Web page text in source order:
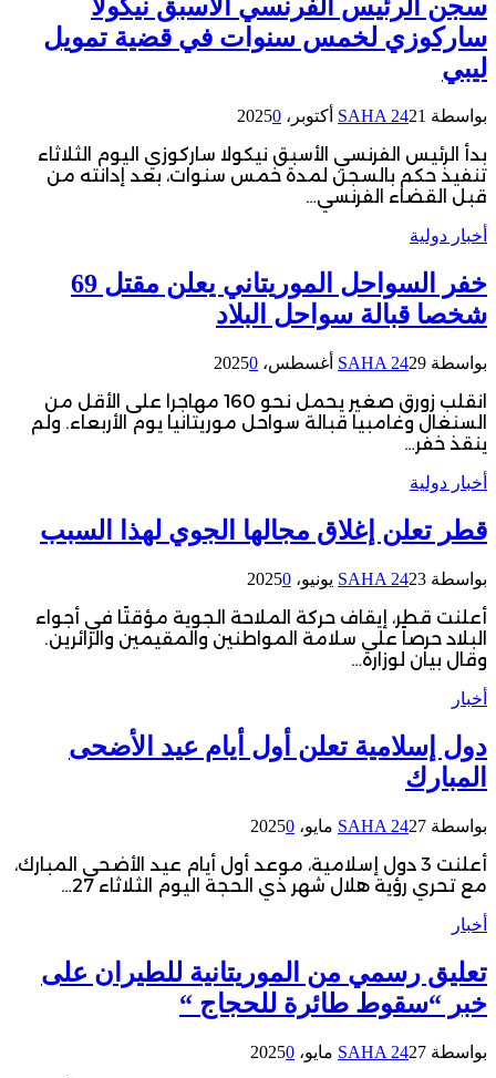
سجن الرئيس الفرنسي الأسبق نيكولا
ساركوزي لخمس سنوات في قضية تمويل
ليبي
بواسطة SAHA 2421 أكتوبر، 2025 0
بدأ الرئيس الفرنسي الأسبق نيكولا ساركوزي اليوم الثلاثاء
تنفيذ حكم بالسجن لمدة خمس سنوات، بعد إدانته من
قبل القضاء الفرنسي…
أخبار دولية
خفر السواحل الموريتاني يعلن مقتل 69
شخصا قبالة سواحل البلاد
بواسطة SAHA 2429 أغسطس، 2025 0
انقلب زورق صغير يحمل نحو 160 مهاجرا على الأقل من
السنغال وغامبيا قبالة سواحل موريتانيا يوم الأربعاء. ولم
ينقذ خفر…
أخبار دولية
قطر تعلن إغلاق مجالها الجوي لهذا السبب
بواسطة SAHA 2423 يونيو، 2025 0
أعلنت قطر، إيقاف حركة الملاحة الجوية مؤقتًا في أجواء
البلاد حرصاً على سلامة المواطنين والمقيمين والزائرين.
وقال بيان لوزارة…
أخبار
دول إسلامية تعلن أول أيام عيد الأضحى
المبارك
بواسطة SAHA 2427 مايو، 2025 0
أعلنت 3 دول إسلامية، موعد أول أيام عيد الأضحى المبارك،
مع تحري رؤية هلال شهر ذي الحجة اليوم الثلاثاء 27…
أخبار
تعليق رسمي من الموريتانية للطيران على
خبر “سقوط طائرة للحجاج “
بواسطة SAHA 2427 مايو، 2025 0